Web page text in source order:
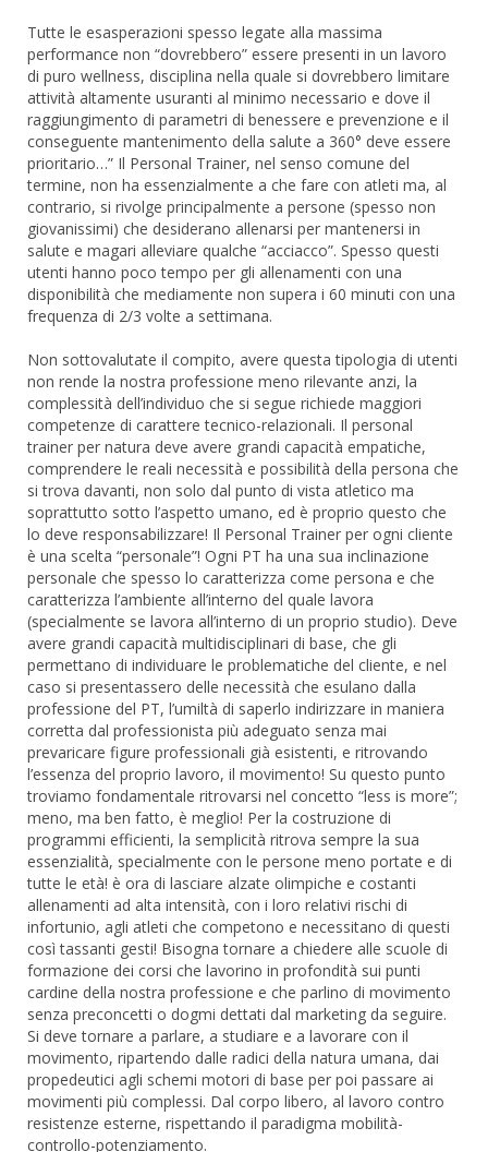
Tutte le esasperazioni spesso legate alla massima
performance non “dovrebbero” essere presenti in un lavoro
di puro wellness, disciplina nella quale si dovrebbero limitare
attività altamente usuranti al minimo necessario e dove il
raggiungimento di parametri di benessere e prevenzione e il
conseguente mantenimento della salute a 360° deve essere
prioritario…” Il Personal Trainer, nel senso comune del
termine, non ha essenzialmente a che fare con atleti ma, al
contrario, si rivolge principalmente a persone (spesso non
giovanissimi) che desiderano allenarsi per mantenersi in
salute e magari alleviare qualche “acciacco”. Spesso questi
utenti hanno poco tempo per gli allenamenti con una
disponibilità che mediamente non supera i 60 minuti con una
frequenza di 2/3 volte a settimana.
Non sottovalutate il compito, avere questa tipologia di utenti
non rende la nostra professione meno rilevante anzi, la
complessità dell’individuo che si segue richiede maggiori
competenze di carattere tecnico-relazionali. Il personal
trainer per natura deve avere grandi capacità empatiche,
comprendere le reali necessità e possibilità della persona che
si trova davanti, non solo dal punto di vista atletico ma
soprattutto sotto l’aspetto umano, ed è proprio questo che
lo deve responsabilizzare! Il Personal Trainer per ogni cliente
è una scelta “personale”! Ogni PT ha una sua inclinazione
personale che spesso lo caratterizza come persona e che
caratterizza l’ambiente all’interno del quale lavora
(specialmente se lavora all’interno di un proprio studio). Deve
avere grandi capacità multidisciplinari di base, che gli
permettano di individuare le problematiche del cliente, e nel
caso si presentassero delle necessità che esulano dalla
professione del PT, l’umiltà di saperlo indirizzare in maniera
corretta dal professionista più adeguato senza mai
prevaricare figure professionali già esistenti, e ritrovando
l’essenza del proprio lavoro, il movimento! Su questo punto
troviamo fondamentale ritrovarsi nel concetto “less is more”;
meno, ma ben fatto, è meglio! Per la costruzione di
programmi efficienti, la semplicità ritrova sempre la sua
essenzialità, specialmente con le persone meno portate e di
tutte le età! è ora di lasciare alzate olimpiche e costanti
allenamenti ad alta intensità, con i loro relativi rischi di
infortunio, agli atleti che competono e necessitano di questi
così tassanti gesti! Bisogna tornare a chiedere alle scuole di
formazione dei corsi che lavorino in profondità sui punti
cardine della nostra professione e che parlino di movimento
senza preconcetti o dogmi dettati dal marketing da seguire.
Si deve tornare a parlare, a studiare e a lavorare con il
movimento, ripartendo dalle radici della natura umana, dai
propedeutici agli schemi motori di base per poi passare ai
movimenti più complessi. Dal corpo libero, al lavoro contro
resistenze esterne, rispettando il paradigma mobilità-
controllo-potenziamento.